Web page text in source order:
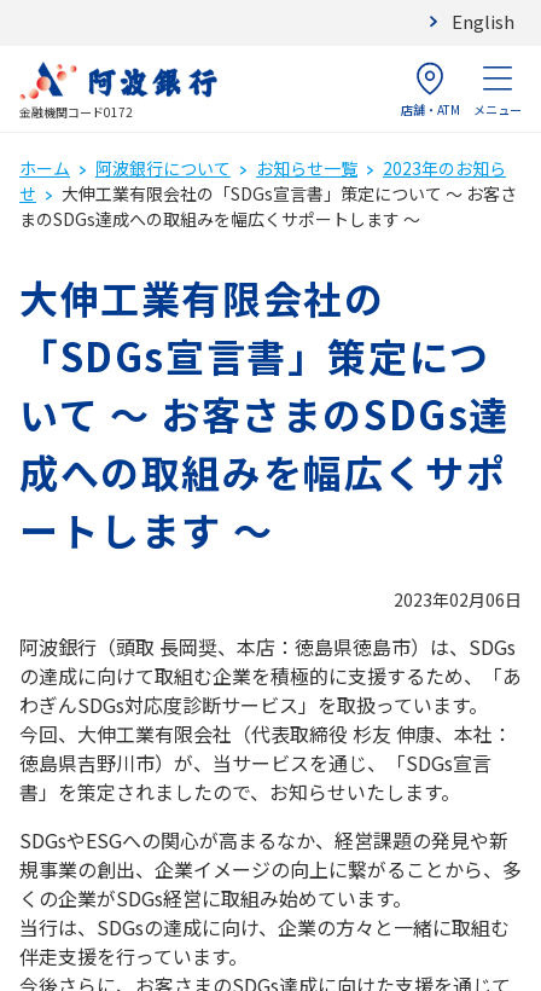
English
金融機関コード0172 店舗・ATM メニュー
ホーム 阿波銀行について お知らせ一覧
2023年のお知ら
せ
大伸工業有限会社の「SDGs宣言書」策定について ～ お客さ
まのSDGs達成への取組みを幅広くサポートします ～
大伸工業有限会社の
「SDGs宣言書」策定につ
いて ～ お客さまのSDGs達
成への取組みを幅広くサポ
ートします ～
2023年02月06日
阿波銀行（頭取 長岡奨、本店：徳島県徳島市）は、SDGs
の達成に向けて取組む企業を積極的に支援するため、「あ
わぎんSDGs対応度診断サービス」を取扱っています。
今回、大伸工業有限会社（代表取締役 杉友 伸康、本社：
徳島県吉野川市）が、当サービスを通じ、「SDGs宣言
書」を策定されましたので、お知らせいたします。
SDGsやESGへの関心が高まるなか、経営課題の発見や新
規事業の創出、企業イメージの向上に繋がることから、多
くの企業がSDGs経営に取組み始めています。
当行は、SDGsの達成に向け、企業の方々と一緒に取組む
伴走支援を行っています。
今後さらに、お客さまのSDGs達成に向けた支援を通じて